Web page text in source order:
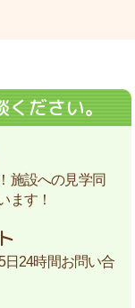
ださい。
施設への見学同
ます！
24時間お問い合